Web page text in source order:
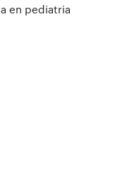
en pediatria